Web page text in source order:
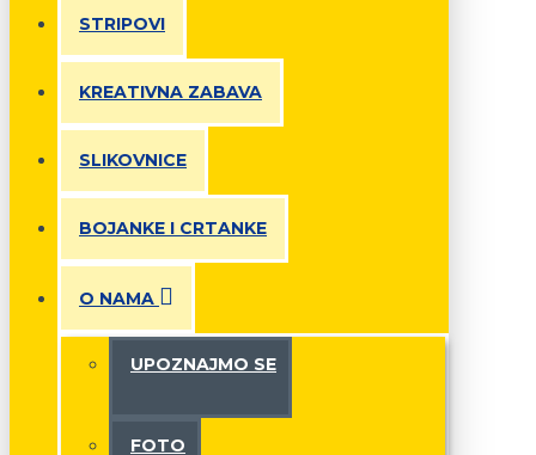
STRIPOVI
KREATIVNA ZABAVA
SLIKOVNICE
BOJANKE I CRTANKE
O NAMA
UPOZNAJMO SE
FOTO